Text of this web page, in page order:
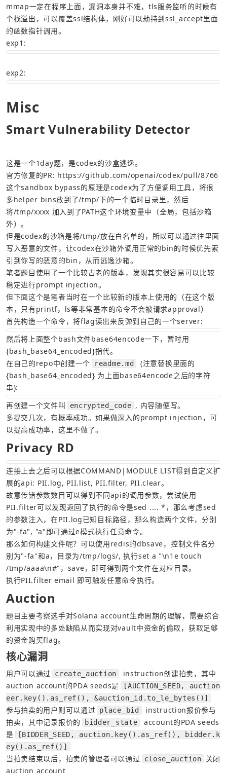
mmap一定在程序上面，漏洞本身并不难，tls服务监听的时候有
个栈溢出，可以覆盖ssl结构体，刚好可以劫持到ssl_accept里面
的函数指针调用。
exp1:
exp2:
Misc
Smart Vulnerability Detector
官方修复的PR: https://github.com/openai/codex/pull/8766
这个sandbox bypass的原理是codex为了方便调用工具，将很
多helper bins放到了/tmp/下的一个临时目录里，然后
将/tmp/xxxx 加入到了PATH这个环境变量中（全局，包括沙箱
但是codex的沙箱是将/tmp/放在白名单的，所以可以通过往里面
写入恶意的文件，让codex在沙箱外调用正常的bin的时候优先索
笔者题目使用了一个比较古老的版本，发现其实很容易可以比较
但下面这个是笔者当时在一个比较新的版本上使用的（在这个版
本，只有printf，ls等非常基本的命令不会被请求approval）
首先构造一个命令，将flag读出来反弹到自己的一个server:
然后将上面整个bash文件base64encode一下，暂时用
{bash_base64_encoded}指代。
在自己的repo中创建一个
readme.md
(注意替换里面的
{bash_base64_encoded} 为上面base64encode之后的字符
串):
再创建一个文件叫
encrypted_code , 内容随便写。
多提交几次，有概率成功。如果做深入的prompt injection，可
以提高成功率，这里不做了。
Privacy RD
连接上去之后可以根据COMMAND|MODULE LIST得到自定义扩
故意传错参数数目可以得到不同api的调用参数，尝试使用
PII.filter可以发现返回了执行的命令是sed .... *，那么考虑sed
的参数注入，在PII.log已知目标路径，那么构造两个文件，分别
那么如何构建文件呢？可以使用redis的dbsave，控制文件名分
别为"-fa"和a，目录为/tmp/logs/, 执行set a "\n1e touch
执行PII.filter email 即可触发任意命令执行。
Auction
题目主要考察选手对Solana account生命周期的理解，需要综合
利用实现中的多处缺陷从而实现对vault中资金的偷取，获取足够
的资金购买flag。
核心漏洞
用户可以通过 create_auction
instruction创建拍卖，其中
auction account的PDA seeds是
[AUCTION_SEED, auction
eer.key().as_ref(), &auction_id.to_le_bytes()]
参与拍卖的用户则可以通过 place_bid
instruction报价参与
拍卖，其中记录报价的
bidder_state
account的PDA seeds
是
[BIDDER_SEED, auction.key().as_ref(), bidder.k
ey().as_ref()]
当拍卖结束以后，拍卖的管理者可以通过 close_auction
关闭
auction account